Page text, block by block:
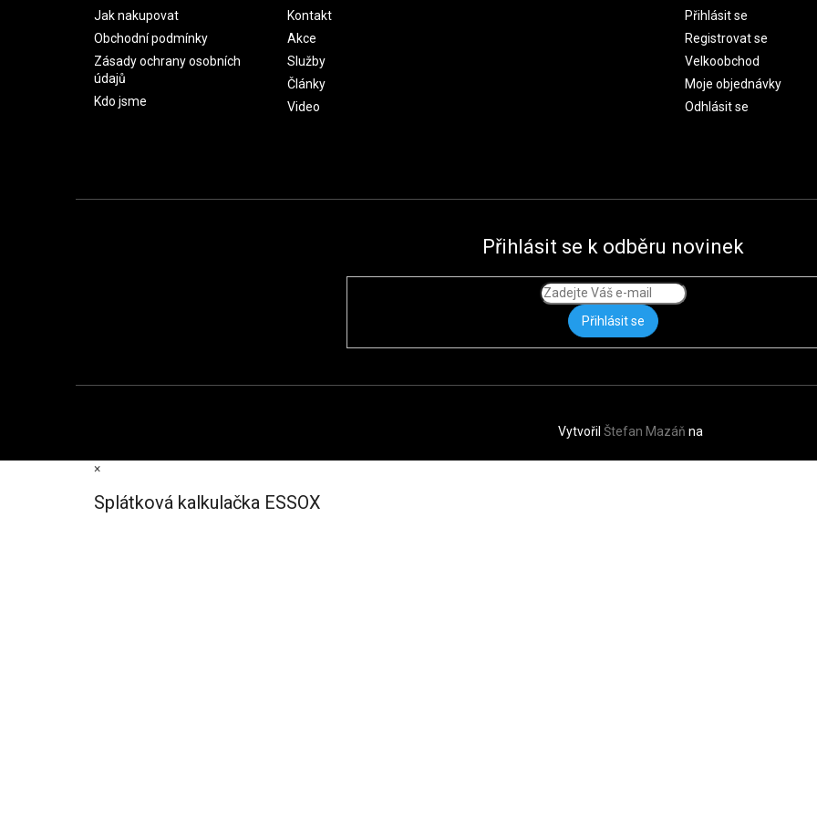
Jak nakupovat
Obchodní podmínky
Zásady ochrany osobních
údajů
Kdo jsme
Kontakt
Akce
Služby
Články
Video
Přihlásit se
Registrovat se
Velkoobchod
Moje objednávky
Odhlásit se
Přihlásit se k odběru novinek
Přihlásit se
Vytvořil Štefan Mazáň na
×
Splátková kalkulačka ESSOX